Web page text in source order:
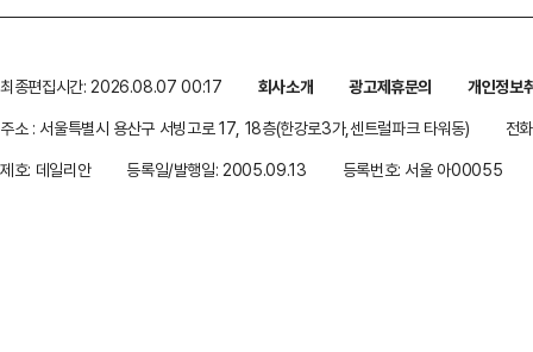
최종편집시간: 2026.08.07 00:17 회사소개 광고제휴문의
개인정보
주소 : 서울특별시 용산구 서빙고로 17, 18층(한강로3가,센트럴파크 타워동)
전
제호: 데일리안
등록일/발행일: 2005.09.13 등록번호: 서울 아00055